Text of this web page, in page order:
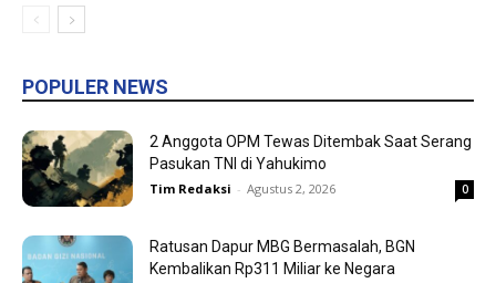
POPULER NEWS
2 Anggota OPM Tewas Ditembak Saat Serang
Pasukan TNI di Yahukimo
Tim Redaksi - Agustus 2, 2026 0
Ratusan Dapur MBG Bermasalah, BGN
Kembalikan Rp311 Miliar ke Negara